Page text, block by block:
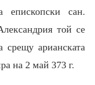
епископски сан.
той се
срещу арианската
на 2 май 373 г.